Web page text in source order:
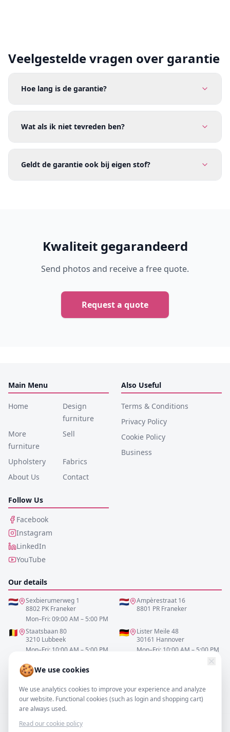
Veelgestelde vragen over garantie
Hoe lang is de garantie?
Wat als ik niet tevreden ben?
Geldt de garantie ook bij eigen stof?
Kwaliteit gegarandeerd
Send photos and receive a free quote.
Request a quote
🍪We use cookies
We use analytics cookies to improve your experience and analyze
our website. Functional cookies (such as login and shopping cart)
are always used.
Read our cookie policy
Main Menu
Home
Design
furniture
More
furniture
Sell
Upholstery
Fabrics
About Us
Contact
Also Useful
Terms & Conditions
Privacy Policy
Cookie Policy
Business
Follow Us
Facebook
Instagram
LinkedIn
YouTube
Our details
🇳🇱
Sexbierumerweg 1
8802 PK Franeker
Mon–Fri: 09:00 AM – 5:00 PM
🇳🇱
Ampèrestraat 16
8801 PR Franeker
🇧🇪
Staatsbaan 80
3210 Lubbeek
Mon–Fri: 10:00 AM – 5:00 PM
🇩🇪
Lister Meile 48
30161 Hannover
Mon–Fri: 10:00 AM – 5:00 PM
0517-700521
info@resofa.nl